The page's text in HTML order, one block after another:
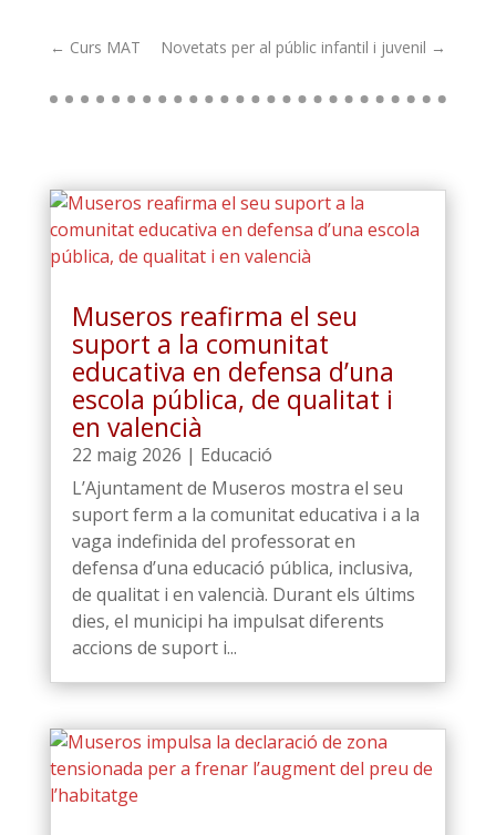
← Curs MAT Novetats per al públic infantil i juvenil →
Museros reafirma el seu
suport a la comunitat
educativa en defensa d’una
escola pública, de qualitat i
en valencià
22 maig 2026 | Educació
L’Ajuntament de Museros mostra el seu
suport ferm a la comunitat educativa i a la
vaga indefinida del professorat en
defensa d’una educació pública, inclusiva,
de qualitat i en valencià. Durant els últims
dies, el municipi ha impulsat diferents
accions de suport i...